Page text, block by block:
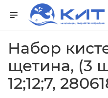
Набор
щетина, (3
12;12;7,